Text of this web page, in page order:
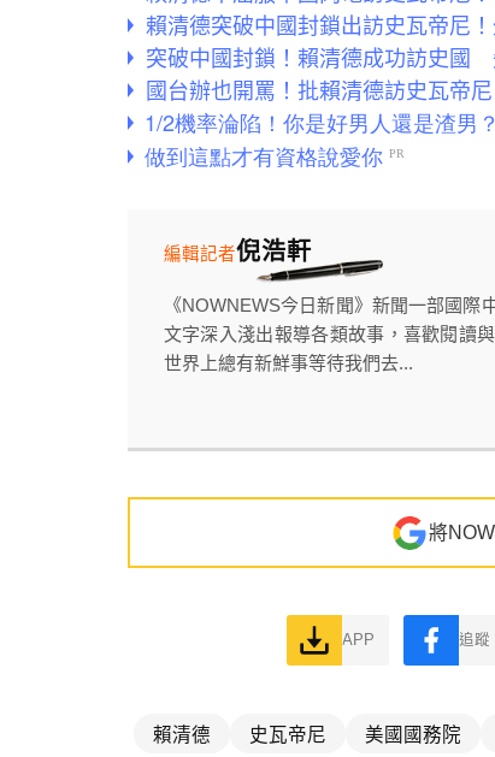
賴清德突破中國封鎖出訪史瓦帝尼
突破中國封鎖！賴清德成功訪史國
國台辦也開罵！批賴清德訪史瓦帝
倪浩軒
編輯記者
《NOWNEWS今日新聞》新聞一部國
文字深入淺出報導各類故事，喜歡閱讀
世界上總有新鮮事等待我們去...
將
APP 追蹤
賴清德 史瓦帝尼 美國國務院